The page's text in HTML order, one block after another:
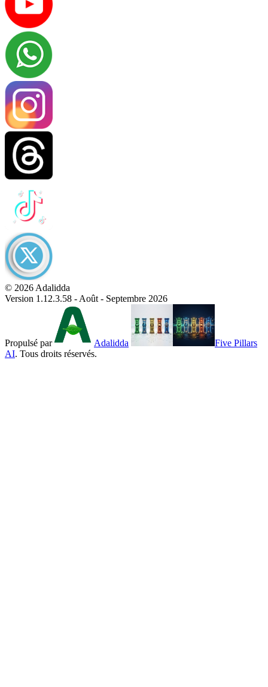
© 2026 Adalidda
Version 1.12.3.58 - Août - Septembre 2026
Propulsé par Adalidda
Five Pillars
AI. Tous droits réservés.